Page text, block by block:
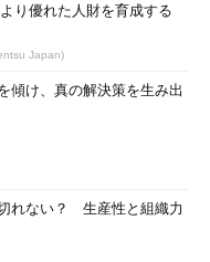
、2：好き） ……
……
（好き）は1（普通）よ
せます。しかし、こちら
り優れた人財を育成する
Japan)
傾け、真の解決策を生み出
れない？ 生産性と組織力